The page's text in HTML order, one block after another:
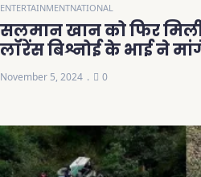
ENTERTAINMENTNATIONAL
सलमान खान को फिर
लॉरेंस बिश्नोई के भाई ने
November 5, 2024 0